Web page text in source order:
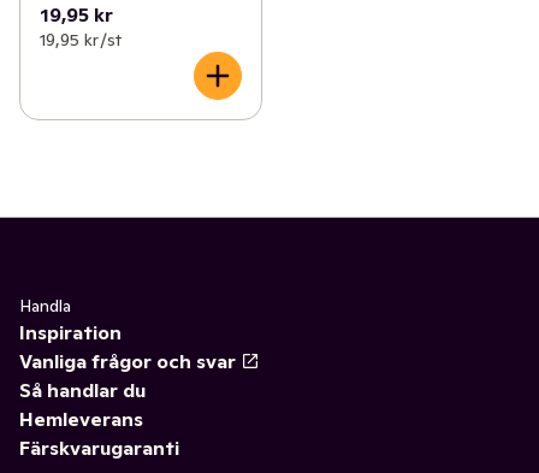
19,95 kr
19,95 kr /st
Handla
Inspiration
Vanliga frågor och svar
Så handlar du
Hemleverans
Färskvarugaranti